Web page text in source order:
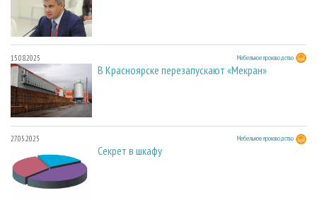
15.08.2025 Мебельное производство
В Красноярске перезапускают «Мекран»
27.05.2025 Мебельное производство
Секрет в шкафу